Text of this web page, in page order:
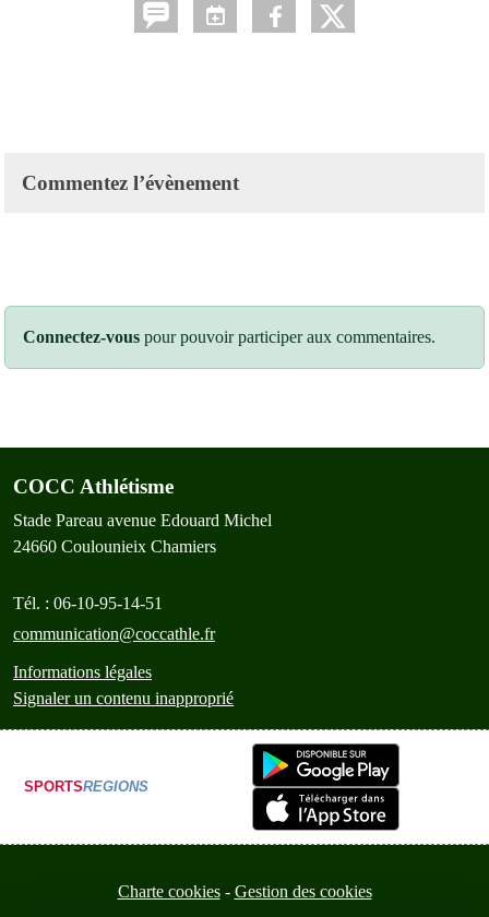
Commentez l’évènement
Connectez-vous pour pouvoir participer aux commentaires.
COCC Athlétisme
Stade Pareau avenue Edouard Michel
24660 Coulounieix Chamiers
Tél. : 06-10-95-14-51
communication@coccathle.fr
Informations légales
Signaler un contenu inapproprié
SPORTSREGIONS
Charte cookies Gestion des cookies